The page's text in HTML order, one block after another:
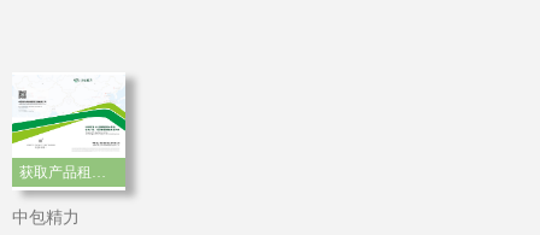
获取产品租赁手册
中包精力